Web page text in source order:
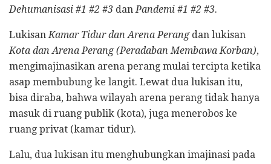
Dehumanisasi #1 #2 #3 danPandemi #1 #2 #3.
LukisanKamar Tidur dan Arena Perangdan lukisan
Kota dan Arena Perang (Peradaban Membawa Korban),
mengimajinasikan arena perang mulai tercipta ketika
asap membubung ke langit. Lewat dua lukisan itu,
bisa diraba, bahwa wilayah arena perang tidak hanya
masuk di ruang publik (kota), juga menerobos ke
ruang privat (kamar tidur).
Lalu, dua lukisan itu menghubungkan imajinasi pada